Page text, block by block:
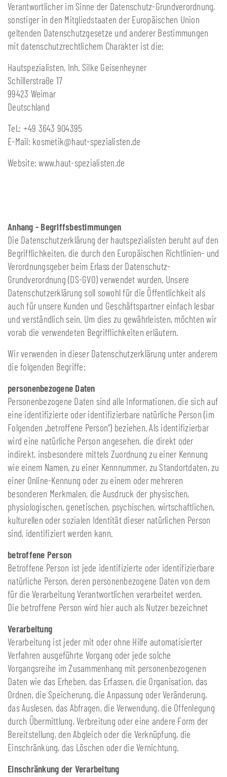
Verantwortlicher im Sinne der Datenschutz-Grundverordnung,
sonstiger in den Mitgliedstaaten der Europäischen Union
geltenden Datenschutzgesetze und anderer Bestimmungen
mit datenschutzrechtlichem Charakter ist die:
Hautspezialisten, Inh. Silke Geisenheyner
Schillerstraße 17
99423 Weimar
Deutschland
Tel.: +49 3643 904395
E-Mail: kosmetik@haut-spezialisten.de
Website: www.haut-spezialisten.de
Anhang - Begriffsbestimmungen
Die Datenschutzerklärung der hautspezialisten beruht auf den
Begrifflichkeiten, die durch den Europäischen Richtlinien- und
Verordnungsgeber beim Erlass der Datenschutz-
Grundverordnung (DS-GVO) verwendet wurden. Unsere
Datenschutzerklärung soll sowohl für die Öffentlichkeit als
auch für unsere Kunden und Geschäftspartner einfach lesbar
und verständlich sein. Um dies zu gewährleisten, möchten wir
vorab die verwendeten Begrifflichkeiten erläutern.
Wir verwenden in dieser Datenschutzerklärung unter anderem
die folgenden Begriffe:
personenbezogene Daten
Personenbezogene Daten sind alle Informationen, die sich auf
eine identifizierte oder identifizierbare natürliche Person (im
Folgenden „betroffene Person“) beziehen. Als identifizierbar
wird eine natürliche Person angesehen, die direkt oder
indirekt, insbesondere mittels Zuordnung zu einer Kennung
wie einem Namen, zu einer Kennnummer, zu Standortdaten, zu
einer Online-Kennung oder zu einem oder mehreren
besonderen Merkmalen, die Ausdruck der physischen,
physiologischen, genetischen, psychischen, wirtschaftlichen,
kulturellen oder sozialen Identität dieser natürlichen Person
sind, identifiziert werden kann.
betroffene Person
Betroffene Person ist jede identifizierte oder identifizierbare
natürliche Person, deren personenbezogene Daten von dem
für die Verarbeitung Verantwortlichen verarbeitet werden.
Die betroffene Person wird hier auch als Nutzer bezeichnet
Verarbeitung
Verarbeitung ist jeder mit oder ohne Hilfe automatisierter
Verfahren ausgeführte Vorgang oder jede solche
Vorgangsreihe im Zusammenhang mit personenbezogenen
Daten wie das Erheben, das Erfassen, die Organisation, das
Ordnen, die Speicherung, die Anpassung oder Veränderung,
das Auslesen, das Abfragen, die Verwendung, die Offenlegung
durch Übermittlung, Verbreitung oder eine andere Form der
Bereitstellung, den Abgleich oder die Verknüpfung, die
Einschränkung, das Löschen oder die Vernichtung.
Einschränkung der Verarbeitung